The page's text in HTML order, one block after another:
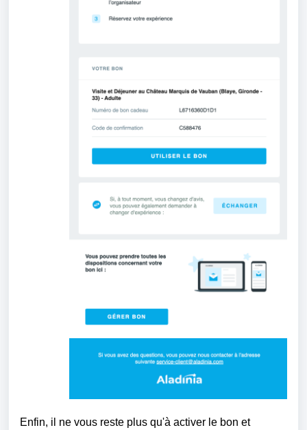
Enfin, il ne vous reste plus qu'à activer le bon et